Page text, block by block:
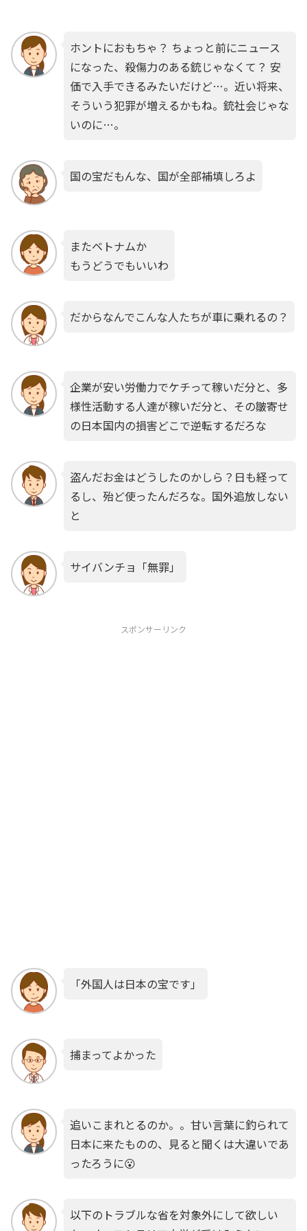
ホントにおもちゃ？ ちょっと前にニュース
になった、殺傷力のある銃じゃなくて？ 安
価で入手できるみたいだけど…。近い将来、
そういう犯罪が増えるかもね。銃社会じゃな
いのに…。
国の宝だもんな、国が全部補填しろよ
またベトナムか
もうどうでもいいわ
だからなんでこんな人たちが車に乗れるの？
企業が安い労働力でケチって稼いだ分と、多
様性活動する人達が稼いだ分と、その皺寄せ
の日本国内の損害どこで逆転するだろな
盗んだお金はどうしたのかしら？日も経って
るし、殆ど使ったんだろな。国外追放しない
と
サイバンチョ「無罪」
スポンサーリンク
「外国人は日本の宝です」
捕まってよかった
追いこまれとるのか。。甘い言葉に釣られて
日本に来たものの、見ると聞くは大違いであ
ったろうに😮
以下のトラブルな省を対象外にして欲しい